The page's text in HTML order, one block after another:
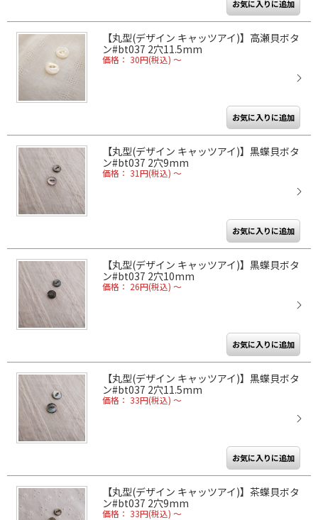
【丸型(デザイン キャッツアイ)】高瀬貝ボタ
ン#bt037 2穴11.5mm
価格： 30円(税込) ～
【丸型(デザイン キャッツアイ)】黒蝶貝ボタ
ン#bt037 2穴9mm
価格： 31円(税込) ～
【丸型(デザイン キャッツアイ)】黒蝶貝ボタ
ン#bt037 2穴10mm
価格： 26円(税込) ～
【丸型(デザイン キャッツアイ)】黒蝶貝ボタ
ン#bt037 2穴11.5mm
価格： 33円(税込) ～
【丸型(デザイン キャッツアイ)】茶蝶貝ボタ
ン#bt037 2穴9mm
価格： 33円(税込) ～